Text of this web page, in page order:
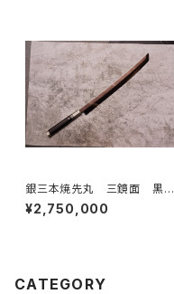
銀三本焼先丸 三鏡面 黒壇
特注鞘・柄 510
¥2,750,000
CATEGORY